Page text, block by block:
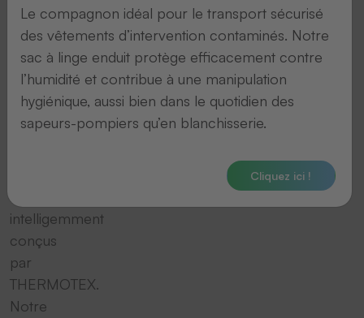
de
linge
grâce
aux
systèmes
de
linge
intelligemment
conçus
par
THERMOTEX.
Notre
Le compagnon idéal pour le transport sécurisé
des vêtements d’intervention contaminés. Notre
sac à linge enduit protège efficacement contre
l’humidité et contribue à une manipulation
hygiénique, aussi bien dans le quotidien des
sapeurs-pompiers qu’en blanchisserie.
Cliquez ici !